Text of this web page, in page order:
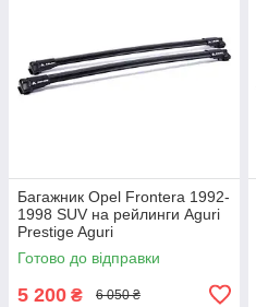
Багажник Opel Frontera 1992-
1998 SUV на рейлинги Aguri
Prestige Aguri
Готово до відправки
5 200 ₴ 6 050 ₴